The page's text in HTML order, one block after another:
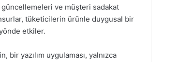
güncellemeleri ve müşteri sadakat
tüketicilerin ürünle duygusal bir
etkiler.
yazılım uygulaması, yalnızca